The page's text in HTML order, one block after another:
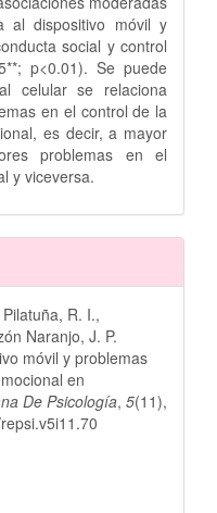
al dispositivo móvil y
social y control
p<0.01). Se puede
celular se relaciona
en el control de la
es decir, a mayor
problemas en el
y viceversa.
R. I.,
Naranjo, J. P.
móvil y problemas
en
De Psicología, 5(11),